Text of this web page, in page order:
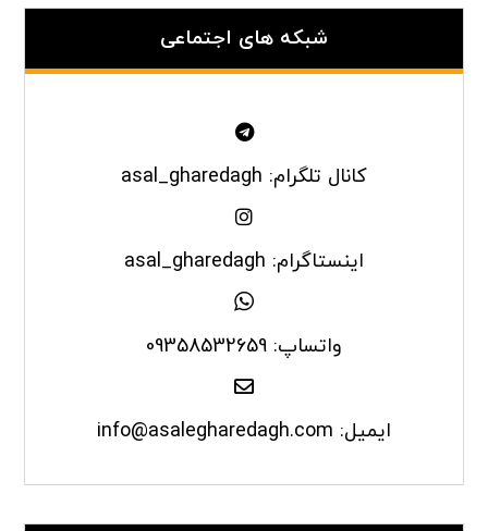
شبکه های اجتماعی
کانال تلگرام: asal_gharedagh
اینستاگرام: asal_gharedagh
واتساپ: 09358532659
ایمیل: info@asalegharedagh.com